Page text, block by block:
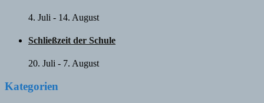
4. Juli - 14. August
Schließzeit der Schule
20. Juli - 7. August
Kategorien